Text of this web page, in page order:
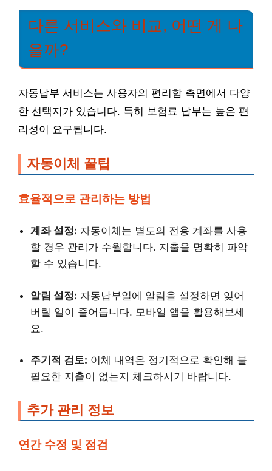
다른 서비스와 비교, 어떤 게 나
을까?
자동납부 서비스는 사용자의 편리함 측면에서 다양
한 선택지가 있습니다. 특히 보험료 납부는 높은 편
리성이 요구됩니다.
자동이체 꿀팁
효율적으로 관리하는 방법
계좌 설정: 자동이체는 별도의 전용 계좌를 사용
할 경우 관리가 수월합니다. 지출을 명확히 파악
할 수 있습니다.
알림 설정: 자동납부일에 알림을 설정하면 잊어
버릴 일이 줄어듭니다. 모바일 앱을 활용해보세
요.
주기적 검토: 이체 내역은 정기적으로 확인해 불
필요한 지출이 없는지 체크하시기 바랍니다.
추가 관리 정보
연간 수정 및 점검